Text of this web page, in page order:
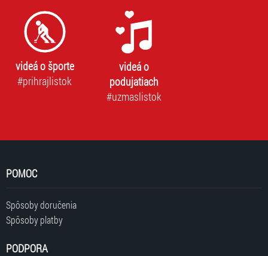
videá o športe
#prihrajlistok
videá o
podujatiach
#uzmaslistok
POMOC
Spôsoby doručenia
Spôsoby platby
PODPORA